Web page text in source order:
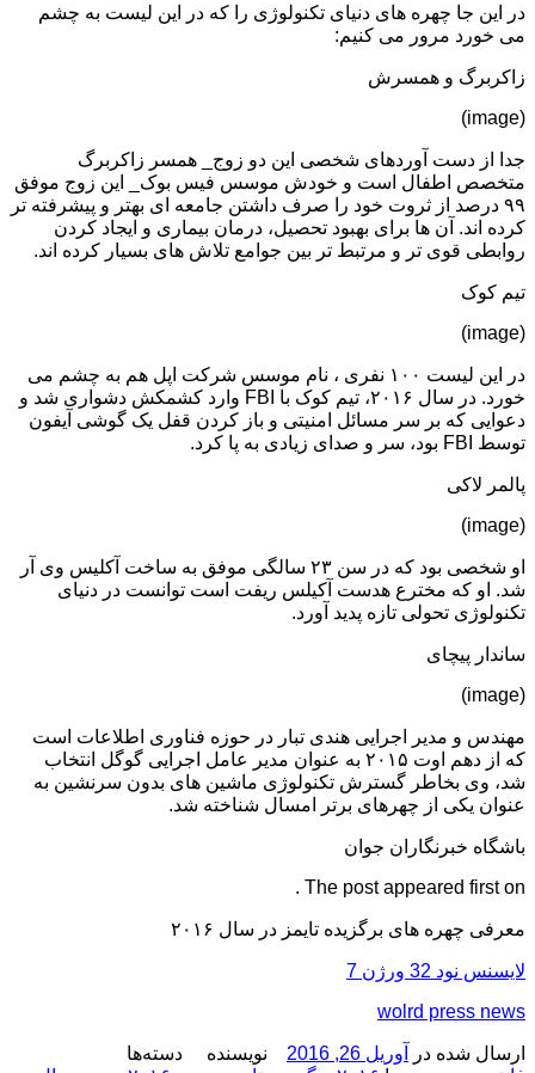
در این جا چهره های دنیای تکنولوژی را که در این لیست به چشم
می خورد مرور می کنیم:
زاکربرگ و همسرش
(image)
جدا از دست آوردهای شخصی این دو زوج_ همسر زاکربرگ
متخصص اطفال است و خودش موسس فیس بوک_ این زوج موفق
۹۹ درصد از ثروت خود را صرف داشتن جامعه ای بهتر و پیشرفته تر
کرده اند. آن ها برای بهبود تحصیل، درمان بیماری و ایجاد کردن
روابطی قوی تر و مرتبط تر بین جوامع تلاش های بسیار کرده اند.
تیم کوک
(image)
در این لیست ۱۰۰ نفری ، نام موسس شرکت اپل هم به چشم می
خورد. در سال ۲۰۱۶، تیم کوک با FBI وارد کشمکش دشواری شد و
دعوایی که بر سر مسائل امنیتی و باز کردن قفل یک گوشی آیفون
توسط FBI بود، سر و صدای زیادی به پا کرد.
پالمر لاکی
(image)
او شخصی بود که در سن ۲۳ سالگی موفق به ساخت آکلیس وی آر
شد. او که مخترع هدست آکیلس ریفت است توانست در دنیای
تکنولوژی تحولی تازه پدید آورد.
ساندار پیچای
(image)
مهندس و مدیر اجرایی هندی تبار در حوزه فناوری اطلاعات است
که از دهم اوت ۲۰۱۵ به عنوان مدیر عامل اجرایی گوگل انتخاب
شد، وی بخاطر گسترش تکنولوژی ماشین های بدون سرنشین به
عنوان یکی از چهرهای برتر امسال شناخته شد.
باشگاه خبرنگاران جوان
The post appeared first on .
معرفی چهره های برگزیده تایمز در سال ۲۰۱۶
لایسنس نود 32 ورژن 7
wolrd press news
ارسال شده در آوریل 26, 2016 نویسنده
دسته‌ها